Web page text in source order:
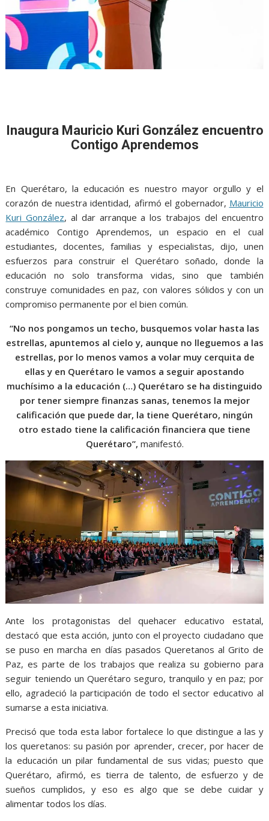
Inaugura Mauricio Kuri González encuentro
Contigo Aprendemos
En Querétaro, la educación es nuestro mayor orgullo y el
corazón de nuestra identidad, afirmó el gobernador, Mauricio
Kuri González, al dar arranque a los trabajos del encuentro
académico Contigo Aprendemos, un espacio en el cual
estudiantes, docentes, familias y especialistas, dijo, unen
esfuerzos para construir el Querétaro soñado, donde la
educación no solo transforma vidas, sino que también
construye comunidades en paz, con valores sólidos y con un
compromiso permanente por el bien común.
“No nos pongamos un techo, busquemos volar hasta las
estrellas, apuntemos al cielo y, aunque no lleguemos a las
estrellas, por lo menos vamos a volar muy cerquita de
ellas y en Querétaro le vamos a seguir apostando
muchísimo a la educación (…) Querétaro se ha distinguido
por tener siempre finanzas sanas, tenemos la mejor
calificación que puede dar, la tiene Querétaro, ningún
otro estado tiene la calificación financiera que tiene
Querétaro”, manifestó.
Ante los protagonistas del quehacer educativo estatal,
destacó que esta acción, junto con el proyecto ciudadano que
se puso en marcha en días pasados Queretanos al Grito de
Paz, es parte de los trabajos que realiza su gobierno para
seguir teniendo un Querétaro seguro, tranquilo y en paz; por
ello, agradeció la participación de todo el sector educativo al
sumarse a esta iniciativa.
Precisó que toda esta labor fortalece lo que distingue a las y
los queretanos: su pasión por aprender, crecer, por hacer de
la educación un pilar fundamental de sus vidas; puesto que
Querétaro, afirmó, es tierra de talento, de esfuerzo y de
sueños cumplidos, y eso es algo que se debe cuidar y
alimentar todos los días.